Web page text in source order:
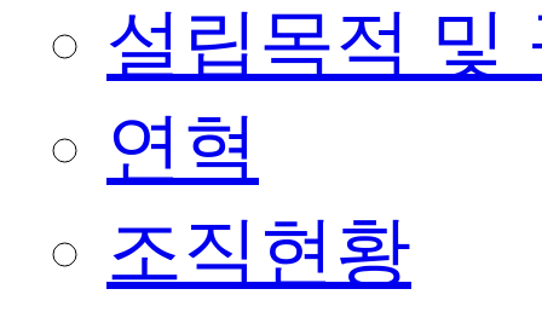
설립목적 및
연혁
조직현황